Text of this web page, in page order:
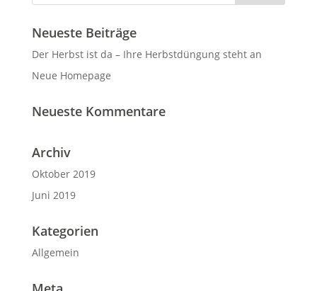
Neueste Beiträge
Der Herbst ist da – Ihre Herbstdüngung steht an
Neue Homepage
Neueste Kommentare
Archiv
Oktober 2019
Juni 2019
Kategorien
Allgemein